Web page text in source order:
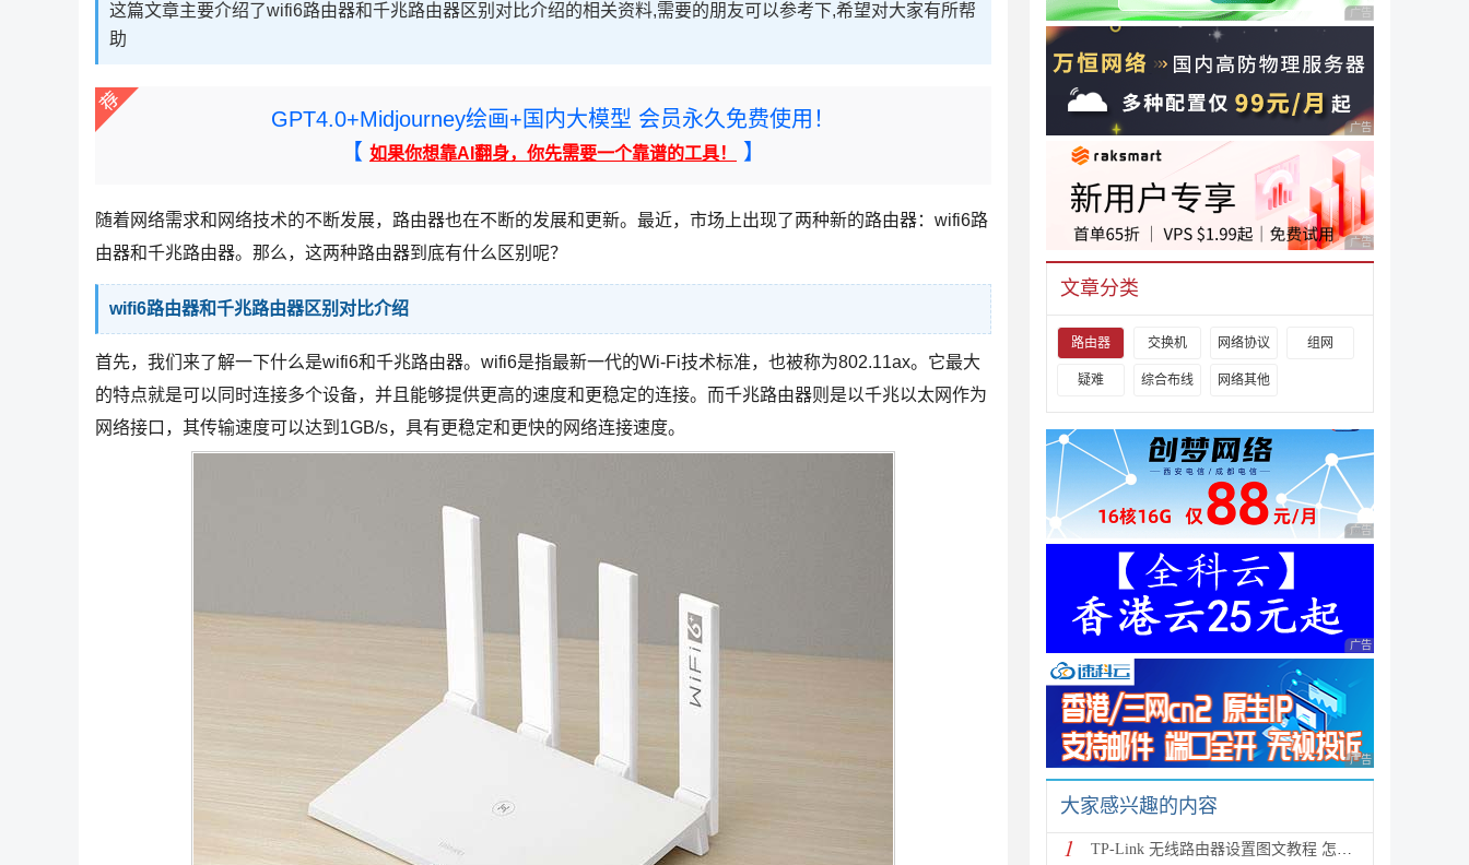
这篇文章主要介绍了wifi6路由器和千兆路由器区别对比介绍的相关资料,需要的朋友可以参考下,希望对大家有所帮
助
GPT4.0+Midjourney绘画+国内大模型 会员永久免费使用！
【 如果你想靠AI翻身，你先需要一个靠谱的工具！ 】
随着网络需求和网络技术的不断发展，路由器也在不断的发展和更新。最近，市场上出现了两种新的路由器：wifi6路
由器和千兆路由器。那么，这两种路由器到底有什么区别呢？
wifi6路由器和千兆路由器区别对比介绍
首先，我们来了解一下什么是wifi6和千兆路由器。wifi6是指最新一代的Wi-Fi技术标准，也被称为802.11ax。它最大
的特点就是可以同时连接多个设备，并且能够提供更高的速度和更稳定的连接。而千兆路由器则是以千兆以太网作为
网络接口，其传输速度可以达到1GB/s，具有更稳定和更快的网络连接速度。
广告 商业广告，理性
广告 商业广告，理性
广告 商业广告，理性
文章分类
路由器 交换机 网络协议 组网
疑难 综合布线 网络其他
广告 商业广告，理性
广告 商业广告，理性
广告 商业广告，理性
大家感兴趣的内容
1 TP-Link 无线路由器设置图文教程 怎么设置TP-Link无线